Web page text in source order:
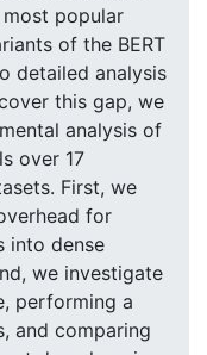
popular
of the BERT
detailed analysis
this gap, we
analysis of
over 17
First, we
for
into dense
we investigate
performing a
and comparing